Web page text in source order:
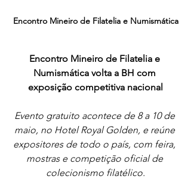
Encontro Mineiro de Filatelia e Numismática
Encontro Mineiro de Filatelia e
Numismática volta a BH com
exposição competitiva nacional
Evento gratuito acontece de 8 a 10 de
maio, no Hotel Royal Golden, e reúne
expositores de todo o país, com feira,
mostras e competição oficial de
colecionismo filatélico.